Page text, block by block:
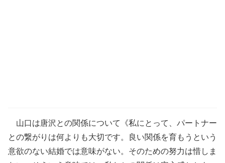
山口は唐沢との関係について《私にとって、パートナー
との繋がりは何よりも大切です。良い関係を育もうという
意欲のない結婚では意味がない。そのための努力は惜しま